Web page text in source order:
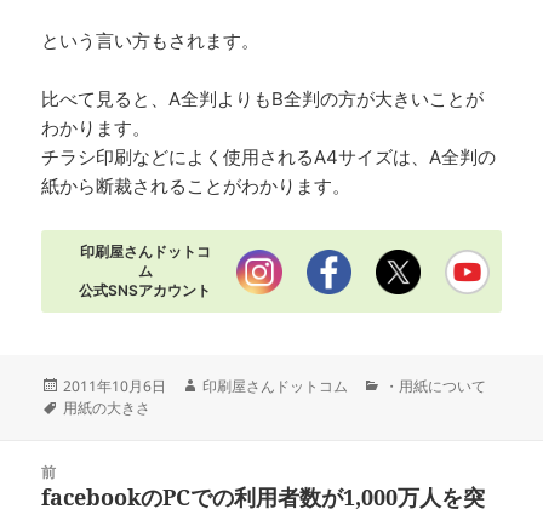
という言い方もされます。
比べて見ると、A全判よりもB全判の方が大きいことが
わかります。
チラシ印刷などによく使用されるA4サイズは、A全判の
紙から断裁されることがわかります。
印刷屋さんドットコ
ム
公式SNSアカウント
投
稿
2011年10月6日
作
印刷屋さんドットコム
カ・用紙について
タ
用紙の大きさ
前
前
facebookのPCでの利用者数が1,000万人を突